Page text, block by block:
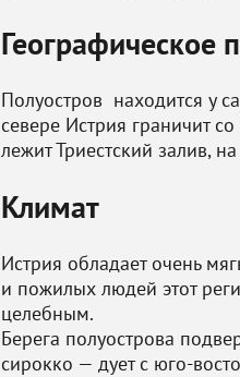
Географическое
Полуостров находится у
севере Истрия граничит
лежит Триестский залив,
Климат
Истрия обладает очень
и пожилых людей этот
целебным.
Берега полуострова
сирокко — дует с юго-